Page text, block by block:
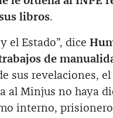
libros.
el Estado”, dice
de
sus revelaciones,
al Minjus no haya
interno,